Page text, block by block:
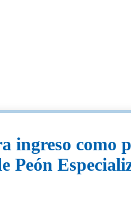
ingreso como
Peón